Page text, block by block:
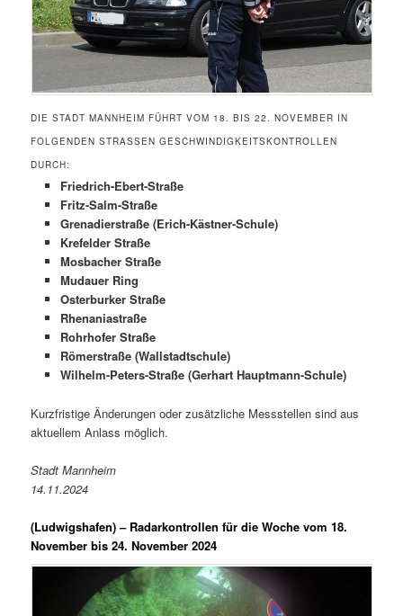
DIE STADT MANNHEIM FÜHRT VOM 18. BIS 22. NOVEMBER IN
FOLGENDEN STRASSEN GESCHWINDIGKEITSKONTROLLEN D
URCH:
Friedrich-Ebert-Straße
Fritz-Salm-Straße
Grenadierstraße (Erich-Kästner-Schule)
Krefelder Straße
Mosbacher Straße
Mudauer Ring
Osterburker Straße
Rhenaniastraße
Rohrhofer Straße
Römerstraße (Wallstadtschule)
Wilhelm-Peters-Straße (Gerhart Hauptmann-Schule)
Kurzfristige Änderungen oder zusätzliche Messstellen sind aus
aktuellem Anlass möglich.
Stadt Mannheim
14.11.2024
(Ludwigshafen) – Radarkontrollen für die Woche vom 18.
November bis 24. November 2024